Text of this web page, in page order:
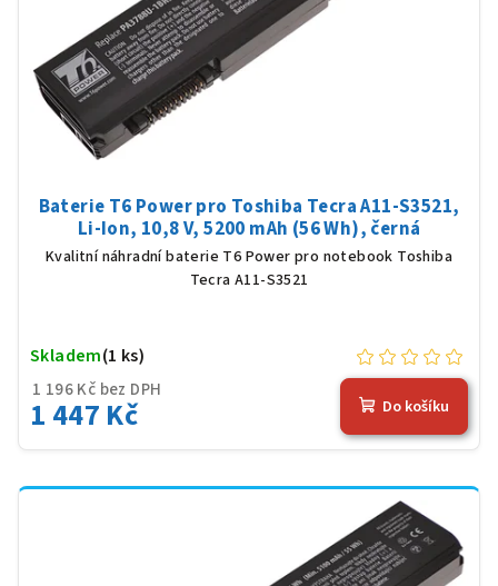
Baterie T6 Power pro Toshiba Tecra A11-S3521,
Li-Ion, 10,8 V, 5200 mAh (56 Wh), černá
Kvalitní náhradní baterie T6 Power pro notebook Toshiba
Tecra A11-S3521
1 196 Kč bez DPH
1 447 Kč
Skladem(1 ks)
Do košíku